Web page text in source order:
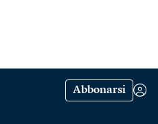
Abbonarsi